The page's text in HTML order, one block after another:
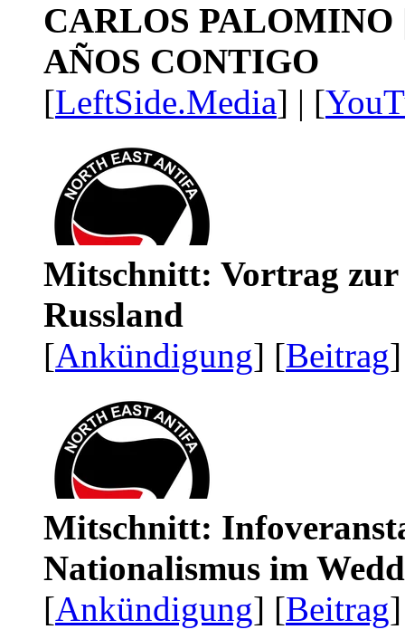
CARLOS PALOMINO
AÑOS CONTIGO
[LeftSide.Media] | [
Mitschnitt: Vortrag zur
Russland
[Ankündigung] [Beitrag
Mitschnitt:
Nationalismus im
[Ankündigung] [Beitrag